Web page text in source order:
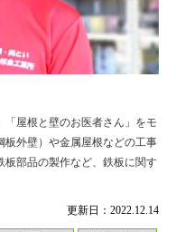
更新日：2022.12.14
屋根と壁のお医者さん」をモ
板外壁）や金属屋根などの工事
板部品の製作など、鉄板に関す